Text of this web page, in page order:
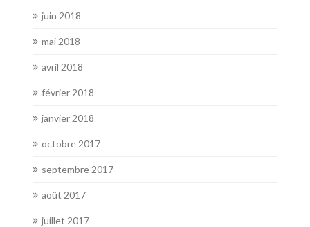
juin 2018
mai 2018
avril 2018
février 2018
janvier 2018
octobre 2017
septembre 2017
août 2017
juillet 2017